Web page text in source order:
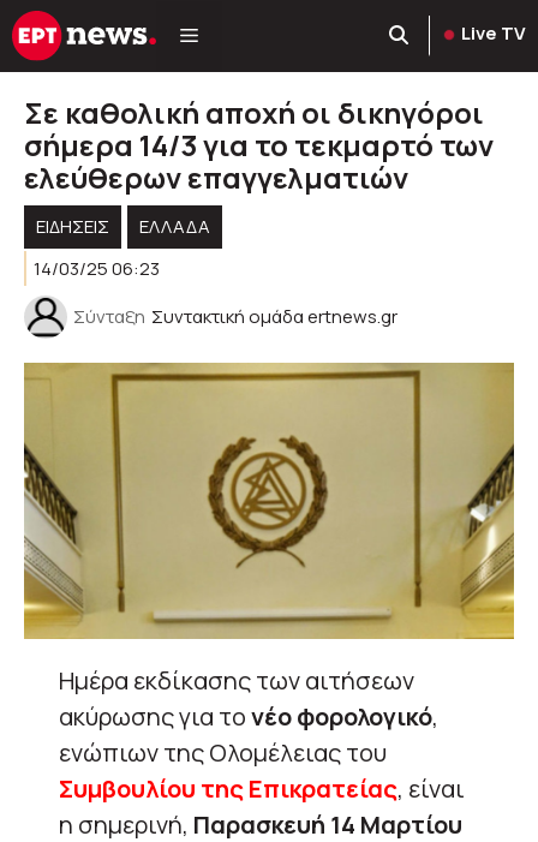
Μετάβαση
σε
Live TV
Σε καθολική αποχή οι δικηγόροι
σήμερα 14/3 για το τεκμαρτό των
ελεύθερων επαγγελματιών
ΕΙΔΗΣΕΙΣ
ΕΛΛΑΔΑ
14/03/25 06:23
Σύνταξη Συντακτική ομάδα ertnews.gr
Ημέρα εκδίκασης των αιτήσεων
ακύρωσης για τονέο φορολογικό,
ενώπιων της Ολομέλειας του
Συμβουλίου της Επικρατείας, είναι
η σημερινή, Παρασκευή 14 Μαρτίου